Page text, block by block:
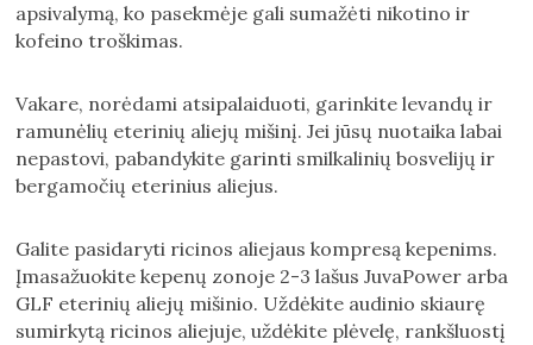
apsivalymą, ko pasekmėje gali sumažėti nikotino ir
kofeino troškimas.
Vakare, norėdami atsipalaiduoti, garinkite levandų ir
ramunėlių eterinių aliejų mišinį. Jei jūsų nuotaika labai
nepastovi, pabandykite garinti smilkalinių bosvelijų ir
bergamočių eterinius aliejus.
Galite pasidaryti ricinos aliejaus kompresą kepenims.
Įmasažuokite kepenų zonoje 2-3 lašus JuvaPower arba
GLF eterinių aliejų mišinio. Uždėkite audinio skiaurę
sumirkytą ricinos aliejuje, uždėkite plėvelę, rankšluostį